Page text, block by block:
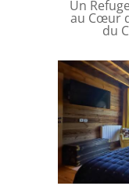
Un
au Cœur
du